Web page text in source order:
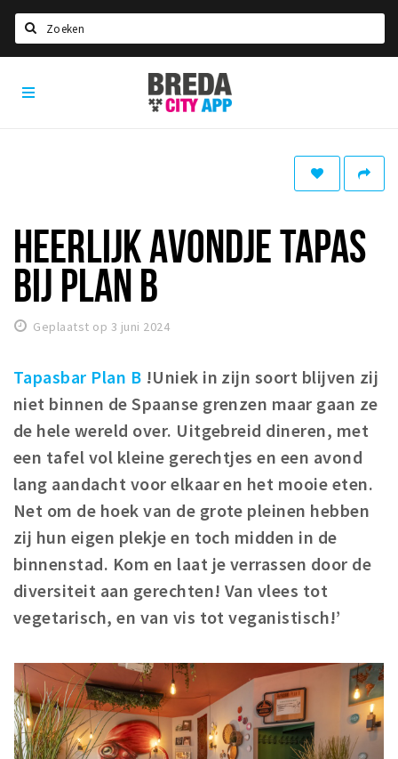
Home
Eten
Drinken
Slapen
Winkels
Winkelgebieden
Parkeren
Bezienswaardigheden
Uitjes & activiteiten
Toeristische routes
Natuurgebieden
Sport
Privacy
Breda
City
App
HEERLIJK AVONDJE TAPAS
BIJ PLAN B
Geplaatst op 3 juni 2024
Tapasbar Plan B !Uniek in zijn soort blijven zij
niet binnen de Spaanse grenzen maar gaan ze
de hele wereld over. Uitgebreid dineren, met
een tafel vol kleine gerechtjes en een avond
lang aandacht voor elkaar en het mooie eten.
Net om de hoek van de grote pleinen hebben
zij hun eigen plekje en toch midden in de
binnenstad. Kom en laat je verrassen door de
diversiteit aan gerechten! Van vlees tot
vegetarisch, en van vis tot veganistisch!’